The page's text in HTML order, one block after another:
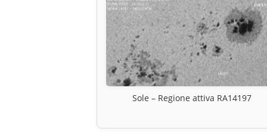
Sole – Regione attiva RA14197